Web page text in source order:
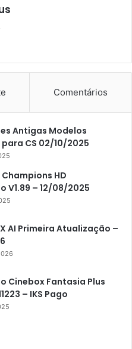
Plus
Plus
Plus
Qi
Comentários
Antigas Modelos
CS 02/10/2025
HD
V1.89 – 12/08/2025
AI Primeira Atualização –
Cinebox Fantasia Plus
– IKS Pago